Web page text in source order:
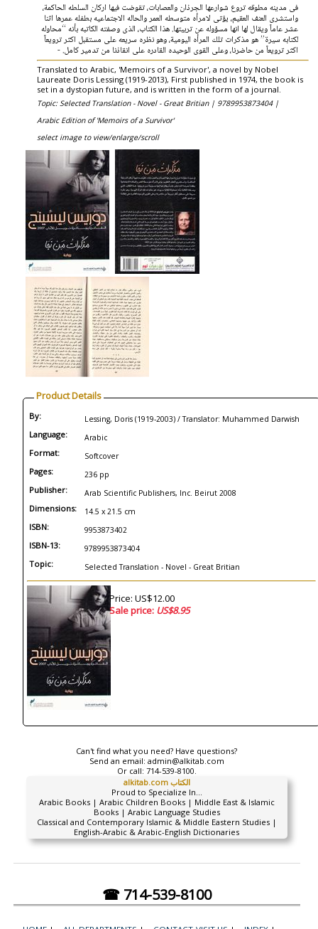
فى مدينه مطوقه تروع شوارعها الجرذان والعصابات، تقوضت فيها اركان السلطه الحاكمة،
واستشرى العنف العقيم، يؤتى لامرأه متوسطه العمر والحاله الاجتماعيه بطفله عمرها اثنا
عشر عاماً ويقال لها انها مسؤوله عن تربيتها. هذا الكتاب، الذى وصفته الكاتبه بأنه “محاوله
لكتابه سيرة” هو مذكرات تلك المرأه اليومية، وهو نظره سريعه على مستقبل اكثر ترويعاً
اكثر ترويعاً من حاضرنا، وعلى القوى الوحيده القادره على انقاذنا من تدمير كامل. -
Translated to Arabic, 'Memoirs of a Survivor', a novel by Nobel
Laureate Doris Lessing (1919-2013), First published in 1974, the book is
set in a dystopian future, and is written in the form of a journal.
Topic: Selected Translation - Novel - Great Britian | 9789953873404 |
Arabic Edition of 'Memoirs of a Survivor'
select image to view/enlarge/scroll
Product Details
By: Lessing, Doris (1919-2003) / Translator: Muhammed Darwish
Language: Arabic
Format: Softcover
Pages: 236 pp
Publisher: Arab Scientific Publishers, Inc. Beirut 2008
Dimensions: 14.5 x 21.5 cm
ISBN: 9953873402
ISBN-13: 9789953873404
Topic: Selected Translation - Novel - Great Britian
Price: US$12.00
Sale price: US$8.95
Can't find what you need? Have questions?
Send an email: admin@alkitab.com
Or call: 714-539-8100.
alkitab.com الكتاب
Proud to Specialize In...
Arabic Books | Arabic Children Books | Middle East & Islamic
Books | Arabic Language Studies
Classical and Contemporary Islamic & Middle Eastern Studies |
English-Arabic & Arabic-English Dictionaries
☎ 714-539-8100